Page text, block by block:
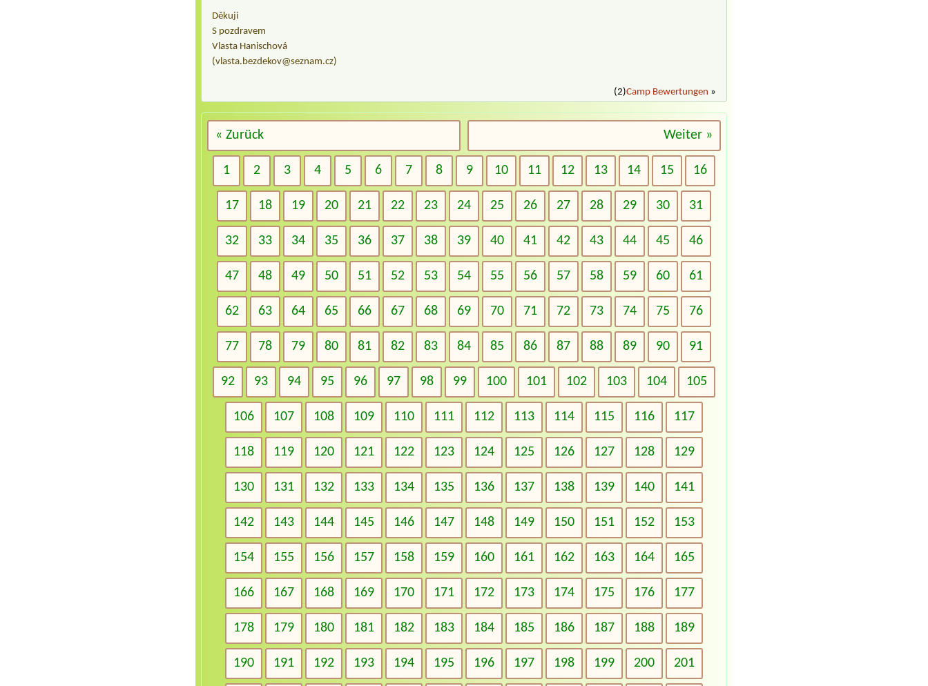
Děkuji
S pozdravem
Vlasta Hanischová
(vlasta.bezdekov@seznam.cz)
(2)Camp Bewertungen »
« Zurück Weiter »
1 2 3 4 5 6 7 8 9 10 11 12 13 14 15 16
17 18 19 20 21 22 23 24 25 26 27 28 29 30 31
32 33 34 35 36 37 38 39 40 41 42 43 44 45 46
47 48 49 50 51 52 53 54 55 56 57 58 59 60 61
62 63 64 65 66 67 68 69 70 71 72 73 74 75 76
77 78 79 80 81 82 83 84 85 86 87 88 89 90 91
92 93 94 95 96 97 98 99 100 101 102 103 104 105
106 107 108 109 110 111 112 113 114 115 116 117
118 119 120 121 122 123 124 125 126 127 128 129
130 131 132 133 134 135 136 137 138 139 140 141
142 143 144 145 146 147 148 149 150 151 152 153
154 155 156 157 158 159 160 161 162 163 164 165
166 167 168 169 170 171 172 173 174 175 176 177
178 179 180 181 182 183 184 185 186 187 188 189
190 191 192 193 194 195 196 197 198 199 200 201